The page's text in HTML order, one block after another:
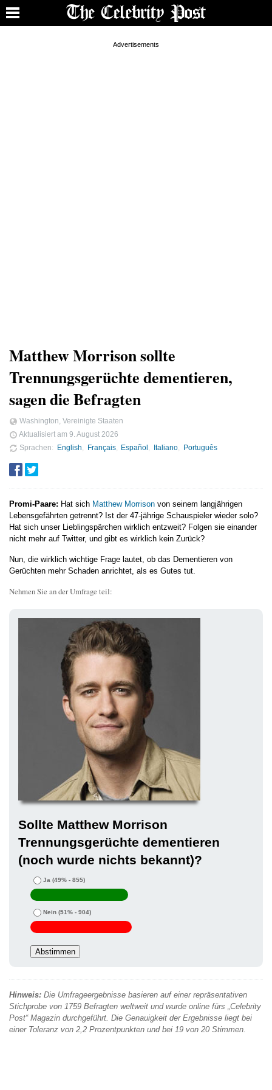
Matthew Morrison sollte
Trennungsgerüchte dementieren,
sagen die Befragten
Washington, Vereinigte Staaten
Aktualisiert am 9. August 2026
Sprachen
English Français Español Italiano Português
Promi-Paare: Hat sich Matthew Morrison von seinem langjährigen
Lebensgefährten getrennt? Ist der 47-jährige Schauspieler wieder solo?
Hat sich unser Lieblingspärchen wirklich entzweit? Folgen sie einander
nicht mehr auf Twitter, und gibt es wirklich kein Zurück?
Nun, die wirklich wichtige Frage lautet, ob das Dementieren von
Gerüchten mehr Schaden anrichtet, als es Gutes tut.
Nehmen Sie an der Umfrage teil:
Sollte Matthew Morrison
Trennungsgerüchte dementieren
(noch wurde nichts bekannt)?
Ja (49% - 855)
Nein (51% - 904)
Hinweis: Die Umfrageergebnisse basieren auf einer repräsentativen
Stichprobe von 1759 Befragten weltweit und wurde online fürs „Celebrity
Post“ Magazin durchgeführt. Die Genauigkeit der Ergebnisse liegt bei
einer Toleranz von 2,2 Prozentpunkten und bei 19 von 20 Stimmen.